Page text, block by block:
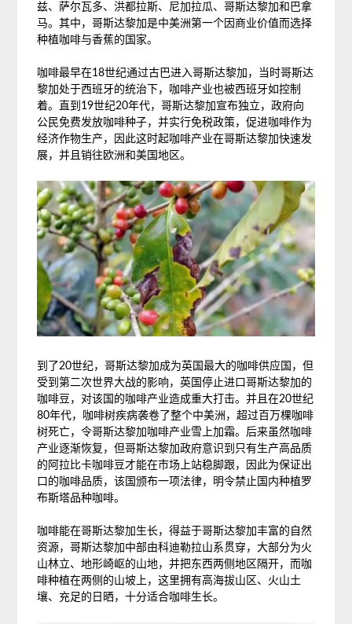
兹、萨尔瓦多、洪都拉斯、尼加拉瓜、哥斯达黎加和巴拿
马。其中，哥斯达黎加是中美洲第一个因商业价值而选择
种植咖啡与香蕉的国家。
咖啡最早在18世纪通过古巴进入哥斯达黎加，当时哥斯达
黎加处于西班牙的统治下，咖啡产业也被西班牙如控制
着。直到19世纪20年代，哥斯达黎加宣布独立，政府向
公民免费发放咖啡种子，并实行免税政策，促进咖啡作为
经济作物生产，因此这时起咖啡产业在哥斯达黎加快速发
展，并且销往欧洲和美国地区。
到了20世纪，哥斯达黎加成为英国最大的咖啡供应国，但
受到第二次世界大战的影响，英国停止进口哥斯达黎加的
咖啡豆，对该国的咖啡产业造成重大打击。并且在20世纪
80年代，咖啡树疾病袭卷了整个中美洲，超过百万棵咖啡
树死亡，令哥斯达黎加咖啡产业雪上加霜。后来虽然咖啡
产业逐渐恢复，但哥斯达黎加政府意识到只有生产高品质
的阿拉比卡咖啡豆才能在市场上站稳脚跟，因此为保证出
口的咖啡品质，该国颁布一项法律，明令禁止国内种植罗
布斯塔品种咖啡。
咖啡能在哥斯达黎加生长，得益于哥斯达黎加丰富的自然
资源，哥斯达黎加中部由科迪勒拉山系贯穿，大部分为火
山林立、地形崎岖的山地，并把东西两侧地区隔开，而咖
啡种植在两侧的山坡上，这里拥有高海拔山区、火山土
壤、充足的日晒，十分适合咖啡生长。